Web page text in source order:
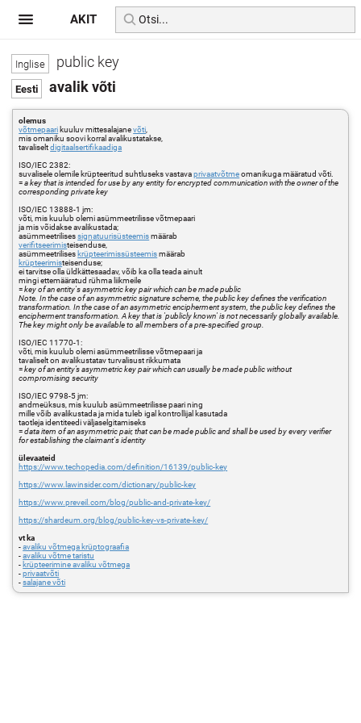
public key
avalik võti
olemus
võtmepaari kuuluv mittesalajanevõti
mis omaniku soovi korral avalikustatakse,
tavaliseltdigitaalsertifikaadiga
ISO/IEC 2382:
suvalisele olemile krüpteeritud suhtluseks vastavaprivaatvõtmeomanikuga määratud võti.
=a key that is intended for use by any entity for encrypted communication with the owner of the
corresponding private key
ISO/IEC 13888-1 jm:
võti, mis kuulub olemi asümmeetrilisse võtmepaari
ja mis võidakse avalikustada;
asümmeetrilisessignatuurisüsteemismäärab
verifitseerimisteisenduse,
asümmeetrilises krüpteerimissüsteemismäärab
krüpteerimisteisenduse;
ei tarvitse olla üldkättesaadav, võib ka olla teada ainult
mingi ettemääratud rühma liikmeile
=key of an entity's asymmetric key pair which can be made public
Note. In the case of an asymmetric signature scheme, the public key defines the verification
transformation. In the case of an asymmetric encipherment system, the public key defines the
encipherment transformation. A key that is 'publicly known' is not necessarily globally available.
The key might only be available to all members of a pre-specified group.
ISO/IEC 11770-1:
võti, mis kuulub olemi asümmeetrilisse võtmepaari ja
tavaliselt on avalikustatav turvalisust rikkumata
=key of an entity’s asymmetric key pair which can usually be made public without
compromising security
ISO/IEC 9798-5 jm:
andmeüksus, mis kuulub asümmeetrilisse paari ning
mille võib avalikustada ja mida tuleb igal kontrollijal kasutada
taotleja identiteedi väljaselgitamiseks
=data item of an asymmetric pair, that can be made public and shall be used by every verifier
for establishing the claimant's identity
ülevaateid
https://www.techopedia.com/definition/16139/public-key
https://www.lawinsider.com/dictionary/public-key
https://www.preveil.com/blog/public-and-private-key/
https://shardeum.org/blog/public-key-vs-private-key/
vt ka
-avaliku võtmega krüptograafia
-avaliku võtme taristu
- krüpteerimine avaliku võtmega
-privaatvõti
-salajane võti
AKIT